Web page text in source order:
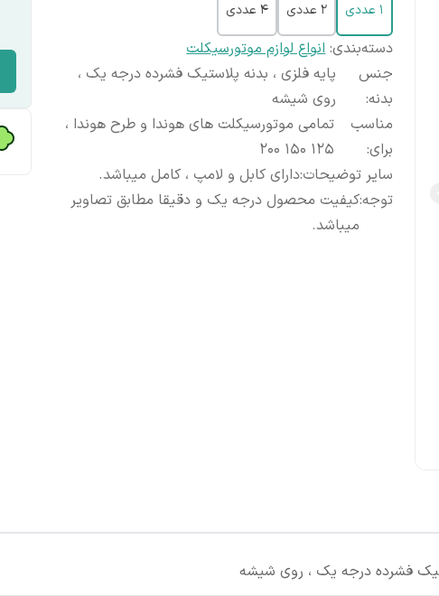
1 عددی 2 عددی 4 عددی
دسته‌بندی:انواع لوازم موتورسیکلت
جنس
بدنه:
پایه فلزی ، بدنه پلاستیک فشرده درجه یک ،
روی شیشه
مناسب
برای:
تمامی موتورسیکلت های هوندا و طرح هوندا ،
۱۲۵ ۱۵۰ ۲۰۰
سایر توضیحات:دارای کابل و لامپ ، کامل میباشد.
توجه:کیفیت محصول درجه یک و دقیقا مطابق تصاویر
میباشد.
فشرده درجه یک ، روی شیشه